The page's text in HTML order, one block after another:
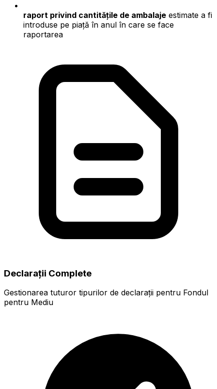
raport privind cantitățile de ambalaje estimate a fi
introduse pe piață în anul în care se face
raportarea
Declarații Complete
Gestionarea tuturor tipurilor de declarații pentru Fondul
pentru Mediu